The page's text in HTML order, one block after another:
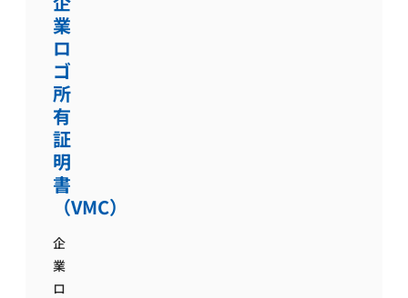
業
ロ
ゴ
所
有
証
明
書
（VMC）
企
業
ロ